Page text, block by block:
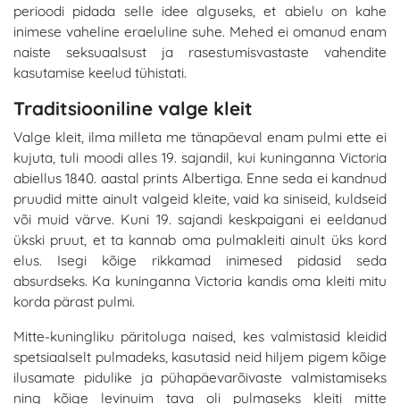
perioodi pidada selle idee alguseks, et abielu on kahe
inimese vaheline eraeluline suhe. Mehed ei omanud enam
naiste seksuaalsust ja rasestumisvastaste vahendite
kasutamise keelud tühistati.
Traditsiooniline valge kleit
Valge kleit, ilma milleta me tänapäeval enam pulmi ette ei
kujuta, tuli moodi alles 19. sajandil, kui kuninganna Victoria
abiellus 1840. aastal prints Albertiga. Enne seda ei kandnud
pruudid mitte ainult valgeid kleite, vaid ka siniseid, kuldseid
või muid värve. Kuni 19. sajandi keskpaigani ei eeldanud
ükski pruut, et ta kannab oma pulmakleiti ainult üks kord
elus. Isegi kõige rikkamad inimesed pidasid seda
absurdseks. Ka kuninganna Victoria kandis oma kleiti mitu
korda pärast pulmi.
Mitte-kuningliku päritoluga naised, kes valmistasid kleidid
spetsiaalselt pulmadeks, kasutasid neid hiljem pigem kõige
ilusamate pidulike ja pühapäevarõivaste valmistamiseks
ning kõige levinuim tava oli pulmaseks kleiti mitte